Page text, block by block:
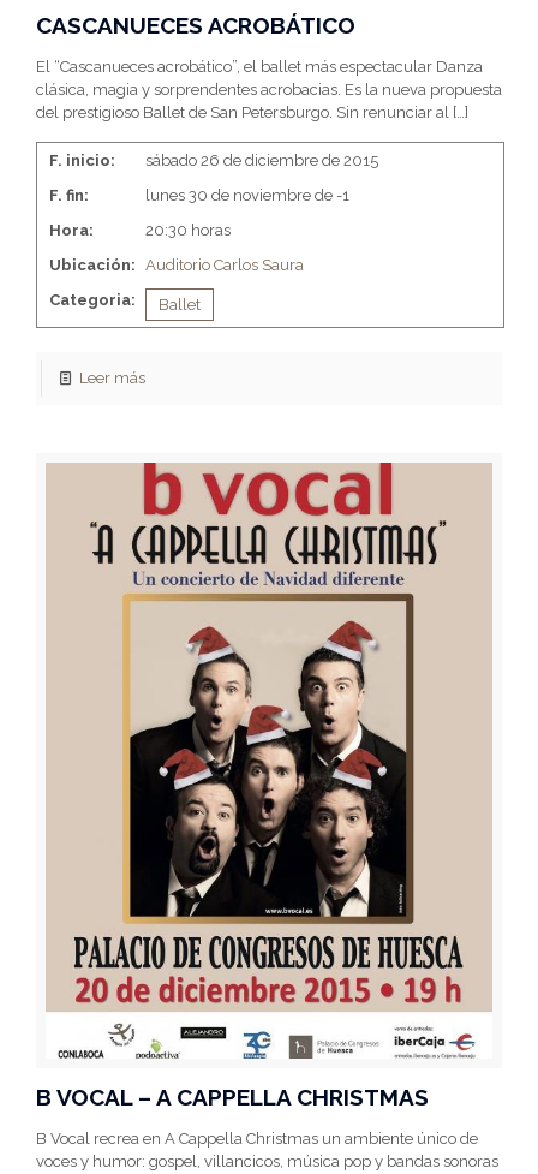
CASCANUECES ACROBÁTICO
El “Cascanueces acrobático”, el ballet más espectacular Danza
clásica, magia y sorprendentes acrobacias. Es la nueva propuesta
del prestigioso Ballet de San Petersburgo. Sin renunciar al […]
F. inicio:
sábado 26 de diciembre de 2015
F. fin:
lunes 30 de noviembre de -1
Hora:
20:30 horas
Ubicación: Auditorio Carlos Saura
Categoria:
Ballet
Leer más
B VOCAL – A CAPPELLA CHRISTMAS
B Vocal recrea en A Cappella Christmas un ambiente único de
voces y humor: gospel, villancicos, música pop y bandas sonoras